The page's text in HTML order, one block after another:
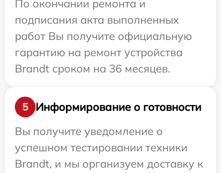
По окончании ремонта и
подписания акта выполненных
работ Вы получите официальную
гарантию на ремонт устройства
Brandt сроком на 36 месяцев.
5
Информирование о готовности
Вы получите уведомление о
успешном тестировании техники
Brandt, и мы организуем доставку к